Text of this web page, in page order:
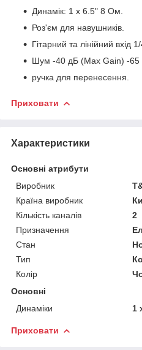
Динамік: 1 x 6.5" 8 Ом.
Роз'єм для навушників.
Гітарний та лінійний вхід 1/
Шум -40 дБ (Max Gain) -65
ручка для перенесення.
Приховати
Характеристики
Основні атрибути
Виробник
Країна виробник
Кількість каналів
2
Призначення
Стан
Тип
Колір
Основні
Динаміки
1
Приховати